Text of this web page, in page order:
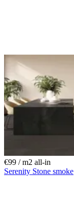
€99 / m2 all-in
Serenity Stone smoke